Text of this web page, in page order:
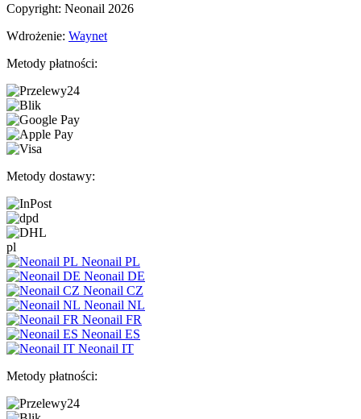
Copyright: Neonail 2026
Wdrożenie: Waynet
Metody płatności:
Metody dostawy:
pl
Neonail PL
Neonail DE
Neonail CZ
Neonail NL
Neonail FR
Neonail ES
Neonail IT
Metody płatności: